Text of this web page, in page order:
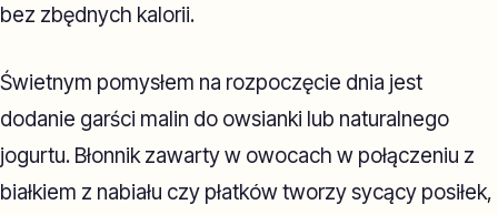
bez zbędnych kalorii.
Świetnym pomysłem na rozpoczęcie dnia jest
dodanie garści malin do owsianki lub naturalnego
jogurtu. Błonnik zawarty w owocach w połączeniu z
białkiem z nabiału czy płatków tworzy sycący posiłek,